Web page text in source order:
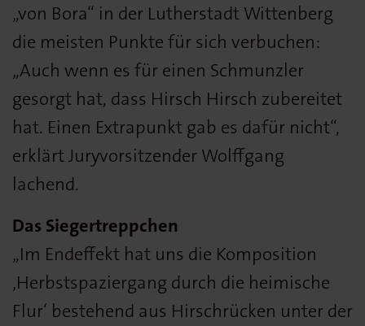
„von Bora“ in der Lutherstadt Wittenberg
die meisten Punkte für sich verbuchen:
„Auch wenn es für einen Schmunzler
gesorgt hat, dass Hirsch Hirsch zubereitet
hat. Einen Extrapunkt gab es dafür nicht“,
erklärt Juryvorsitzender Wolffgang
lachend.
Das Siegertreppchen
„Im Endeffekt hat uns die Komposition
‚Herbstspaziergang durch die heimische
Flur‘ bestehend aus Hirschrücken unter der